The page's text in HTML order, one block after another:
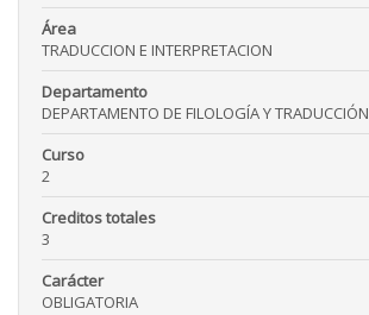
Área
TRADUCCION E INTERPRETACION
Departamento
DEPARTAMENTO DE FILOLOGÍA Y TRADUCCIÓN
Curso
2
Creditos totales
3
Carácter
OBLIGATORIA